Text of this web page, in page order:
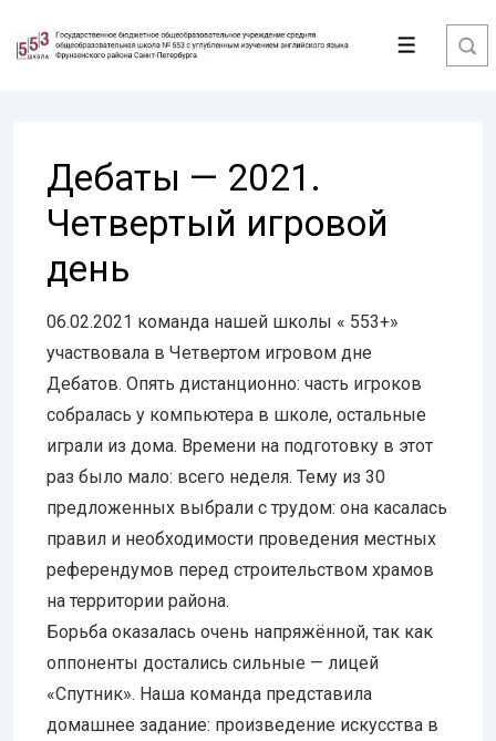
Перейти
Меню
Дебаты — 2021.
Четвертый игровой
день
06.02.2021 команда нашей школы « 553+»
участвовала в Четвертом игровом дне
Дебатов. Опять дистанционно: часть игроков
собралась у компьютера в школе, остальные
играли из дома. Времени на подготовку в этот
раз было мало: всего неделя. Тему из 30
предложенных выбрали с трудом: она касалась
правил и необходимости проведения местных
референдумов перед строительством храмов
на территории района.
Борьба оказалась очень напряжённой, так как
оппоненты достались сильные — лицей
«Спутник». Наша команда представила
домашнее задание: произведение искусства в